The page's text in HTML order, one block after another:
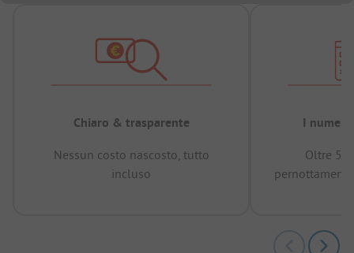
Chiaro & trasparente
Nessun costo nascosto, tutto
incluso
I numeri
Oltre